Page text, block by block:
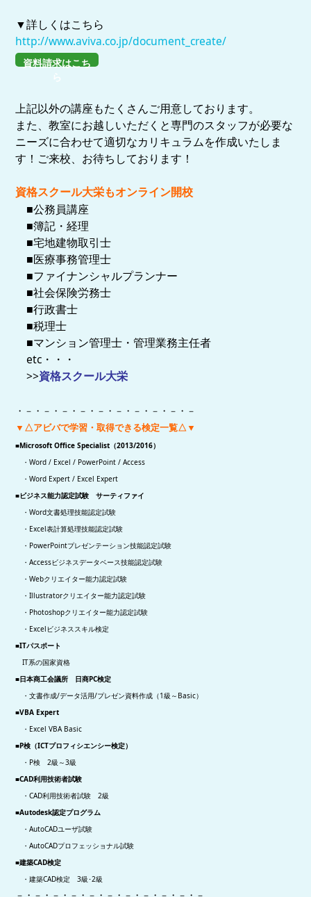
▼詳しくはこちら
http://www.aviva.co.jp/document_create/
資料請求はこち
ら
上記以外の講座もたくさんご用意しております。
また、教室にお越しいただくと専門のスタッフが必要な
ニーズに合わせて適切なカリキュラムを作成いたしま
す！ご来校、お待ちしております！
資格スクール大栄もオンライン開校
■公務員講座
■簿記・経理
■宅地建物取引士
■医療事務管理士
■ファイナンシャルプランナー
■社会保険労務士
■行政書士
■税理士
■マンション管理士・管理業務主任者
etc・・・
>>資格スクール大栄
・－・－・－・－・－・－・－・－・－・－
▼△アビバで学習・取得できる検定一覧△▼
■Microsoft Office Specialist（2013/2016）
・Word / Excel / PowerPoint / Access
・Word Expert / Excel Expert
■ビジネス能力認定試験 サーティファイ
・Word文書処理技能認定試験
・Excel表計算処理技能認定試験
・PowerPointプレゼンテーション技能認定試験
・Accessビジネスデータベース技能認定試験
・Webクリエイター能力認定試験
・Illustratorクリエイター能力認定試験
・Photoshopクリエイター能力認定試験
・Excelビジネススキル検定
■ITパスポート
IT系の国家資格
■日本商工会議所 日商PC検定
・文書作成/データ活用/プレゼン資料作成（1級～Basic）
■VBA Expert
・Excel VBA Basic
■P検（ICTプロフィシエンシー検定）
・P検 2級～3級
■CAD利用技術者試験
・CAD利用技術者試験 2級
■Autodesk認定プログラム
・AutoCADユーザ試験
・AutoCADプロフェッショナル試験
■建築CAD検定
・建築CAD検定 3級･2級